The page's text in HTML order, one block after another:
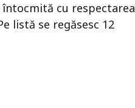
cu respectarea
listă se regăsesc 12